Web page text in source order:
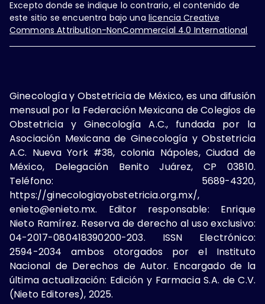
Excepto donde se indique lo contrario, el contenido de
este sitio se encuentra bajo una licencia Creative
Commons Attribution-NonCommercial 4.0 International
Ginecología y Obstetricia de México, es una difusión
mensual por la Federación Mexicana de Colegios de
Obstetricia y Ginecología A.C., fundada por la
Asociación Mexicana de Ginecología y Obstetricia
A.C. Nueva York #38, colonia Nápoles, Ciudad de
México, Delegación Benito Juárez, CP 03810.
Teléfono: 5689-4320,
https://ginecologiayobstetricia.org.mx/,
enieto@enieto.mx. Editor responsable: Enrique
Nieto Ramírez. Reserva de derecho al uso exclusivo:
04-2017-080418390200-203. ISSN Electrónico:
2594-2034 ambos otorgados por el Instituto
Nacional de Derechos de Autor. Encargado de la
última actualización: Edición y Farmacia S.A. de C.V.
(Nieto Editores), 2025.